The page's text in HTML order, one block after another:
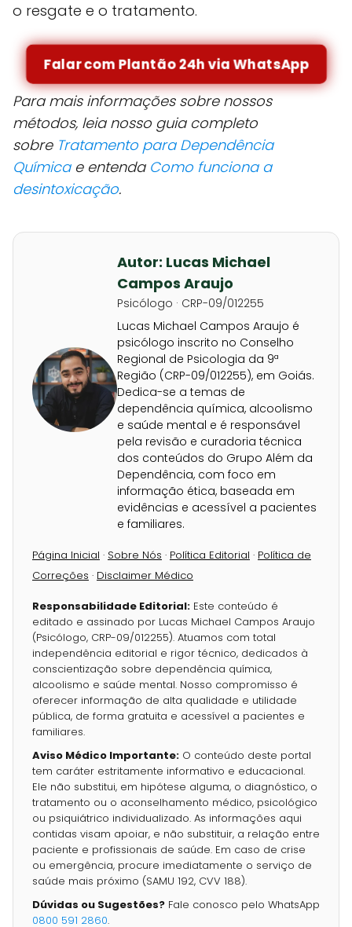
o resgate e o tratamento.
Falar com Plantão 24h via WhatsApp
Para mais informações sobre nossos
métodos, leia nosso guia completo
sobre Tratamento para Dependência
Químicae entenda Como funciona a
desintoxicação.
Autor: Lucas Michael
Campos Araujo
Psicólogo · CRP-09/012255
Lucas Michael Campos Araujo é
psicólogo inscrito no Conselho
Regional de Psicologia da 9ª
Região (CRP-09/012255), em Goiás.
Dedica-se a temas de
dependência química, alcoolismo
e saúde mental e é responsável
pela revisão e curadoria técnica
dos conteúdos do Grupo Além da
Dependência, com foco em
informação ética, baseada em
evidências e acessível a pacientes
e familiares.
Página Inicial · Sobre Nós · Política Editorial · Política de
Correções · Disclaimer Médico
Responsabilidade Editorial: Este conteúdo é
editado e assinado por Lucas Michael Campos Araujo
(Psicólogo, CRP-09/012255). Atuamos com total
independência editorial e rigor técnico, dedicados à
conscientização sobre dependência química,
alcoolismo e saúde mental. Nosso compromisso é
oferecer informação de alta qualidade e utilidade
pública, de forma gratuita e acessível a pacientes e
familiares.
Aviso Médico Importante: O conteúdo deste portal
tem caráter estritamente informativo e educacional.
Ele não substitui, em hipótese alguma, o diagnóstico, o
tratamento ou o aconselhamento médico, psicológico
ou psiquiátrico individualizado. As informações aqui
contidas visam apoiar, e não substituir, a relação entre
paciente e profissionais de saúde. Em caso de crise
ou emergência, procure imediatamente o serviço de
saúde mais próximo (SAMU 192, CVV 188).
Dúvidas ou Sugestões? Fale conosco pelo WhatsApp
0800 591 2860.